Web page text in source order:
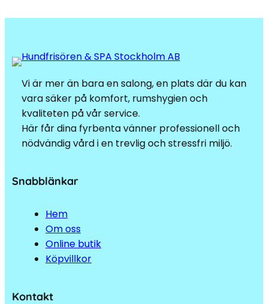
Vi är mer än bara en salong, en plats där du kan
vara säker på komfort, rumshygien och
kvaliteten på vår service.
Här får dina fyrbenta vänner professionell och
nödvändig vård i en trevlig och stressfri miljö.
Snabblänkar
Hem
Om oss
Online butik
Köpvillkor
Kontakt